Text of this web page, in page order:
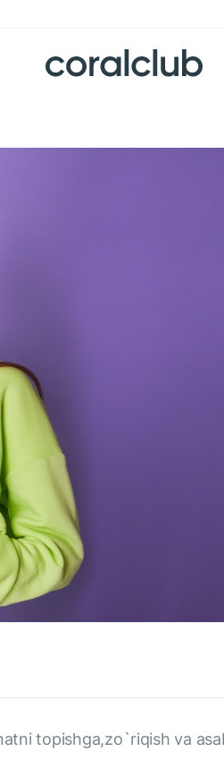
topishga,zo`riqish va